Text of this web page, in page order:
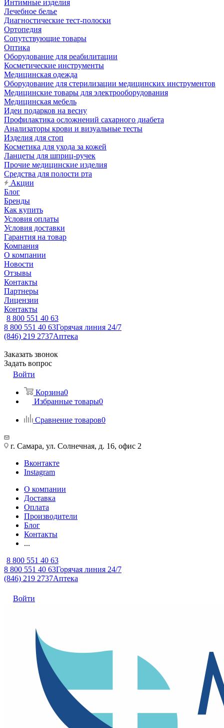
Интимные изделия
Лечебное белье
Диагностические тест-полоски
Ортопедия
Сопутствующие товары
Оптика
Оборудование для реабилитации
Косметические инструменты
Медицинская одежда
Оборудование для стерилизации медицинских инструментов
Медицинские товары для электрооборудования
Медицинская мебель
Идеи подарков на весну
Профилактика осложнений сахарного диабета
Анализаторы крови и визуальные тесты
Изделия для стоп
Косметика для ухода за кожей
Ланцеты для шприц-ручек
Прочие медицинские изделия
Средства для полости рта
Акции
Блог
Бренды
Как купить
Условия оплаты
Условия доставки
Гарантия на товар
Компания
О компании
Новости
Отзывы
Контакты
Партнеры
Лицензии
Контакты
8 800 551 40 63
8 800 551 40 63Горячая линия 24/7
(846) 219 2737Аптека
Заказать звонок
Задать вопрос
Войти
Корзина0
Избранные товары0
Сравнение товаров0
г. Самара, ул. Солнечная, д. 16, офис 2
Вконтакте
Instagram
О компании
Доставка
Оплата
Производители
Блог
Контакты
...
8 800 551 40 63
8 800 551 40 63Горячая линия 24/7
(846) 219 2737Аптека
Войти